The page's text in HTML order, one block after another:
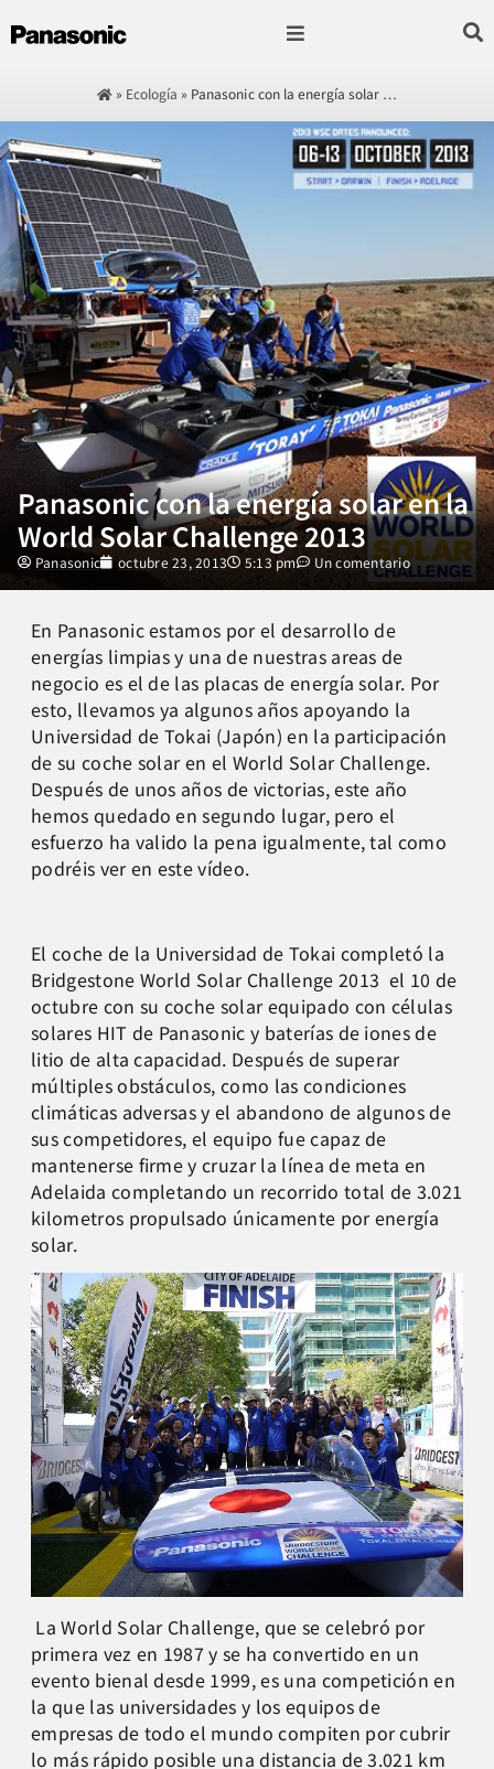
» Ecología » Panasonic con la energía solar …
Panasonic con la energía solar en la
World Solar Challenge 2013
Panasonic octubre 23, 2013 5:13 pm Un comentario
En Panasonic estamos por el desarrollo de
energías limpias y una de nuestras areas de
negocio es el de las placas de energía solar. Por
esto, llevamos ya algunos años apoyando la
Universidad de Tokai (Japón) en la participación
de su coche solar en el World Solar Challenge.
Después de unos años de victorias, este año
hemos quedado en segundo lugar, pero el
esfuerzo ha valido la pena igualmente, tal como
podréis ver en este vídeo.
El coche de la Universidad de Tokai completó la
Bridgestone World Solar Challenge 2013 el 10 de
octubre con su coche solar equipado con células
solares HIT de Panasonic y baterías de iones de
litio de alta capacidad. Después de superar
múltiples obstáculos, como las condiciones
climáticas adversas y el abandono de algunos de
sus competidores, el equipo fue capaz de
mantenerse firme y cruzar la línea de meta en
Adelaida completando un recorrido total de 3.021
kilometros propulsado únicamente por energía
solar.
La World Solar Challenge, que se celebró por
primera vez en 1987 y se ha convertido en un
evento bienal desde 1999, es una competición en
la que las universidades y los equipos de
empresas de todo el mundo compiten por cubrir
lo más rápido posible una distancia de 3.021 km